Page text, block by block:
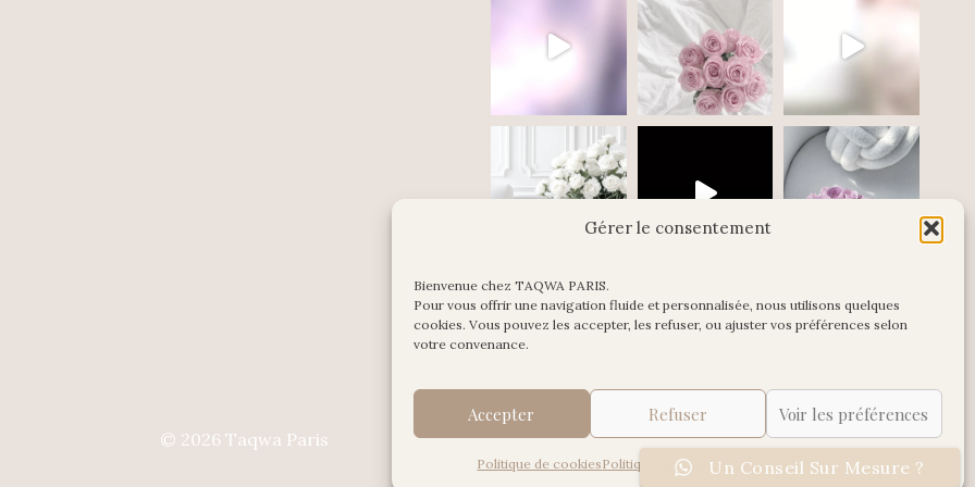
Gérer le consentement
Bienvenue chez TAQWA PARIS.
Pour vous offrir une navigation fluide et personnalisée, nous utilisons quelques
cookies. Vous pouvez les accepter, les refuser, ou ajuster vos préférences selon
votre convenance.
Accepter Refuser Voir les préférences
Politique de cookiesPolitique de ConfidentialitéMentions Légales
Charger plus Suivre sur Instagram
© 2026 Taqwa Paris
Un Conseil Sur Mesure ?